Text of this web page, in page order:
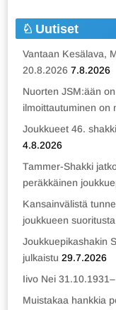
Uutiset
Vantaan Kesälava,
20.8.2026 7.8.2026
Nuorten JSM:ään
ilmoittautuminen on
Joukkueet 46.
4.8.2026
Tammer-Shakki
peräkkäinen
Kansainvälistä
joukkueen
Joukkuepikashakin
julkaistu 29.7.2026
Iivo Nei
Muistakaa hankkia